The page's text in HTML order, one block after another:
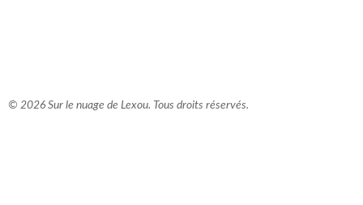
© 2026 Sur le nuage de Lexou. Tous droits réservés.